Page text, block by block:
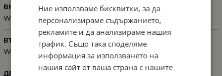
ВКЛЮЧЕНИ АКСЕСОАРИ
Wheels with brake, M6 screws
ВЪТРЕШНИ РАМЕРИ, ММ
Working depth: 590 mm
ДРУГИ
Ние използваме бисквитки, за да
персонализираме съдържанието,
рекламите и да анализираме нашия
трафик. Също така споделяме
информация за използването на
нашия сайт от ваша страна с нашите